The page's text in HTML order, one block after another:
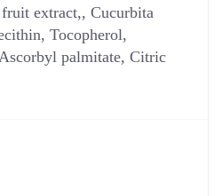
extract,, Cucurbita
Tocopherol,
palmitate, Citric